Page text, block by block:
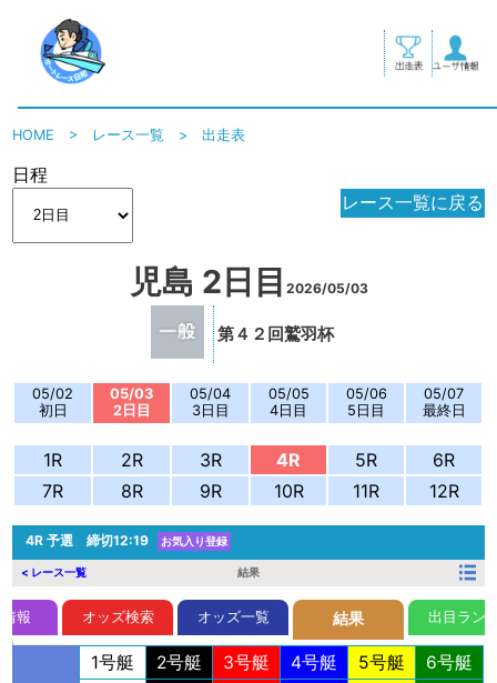
HOME > レース一覧 >出走表
日程
レース一覧に戻る
児島 2日目 2026/05/03
第４２回鷲羽杯
05/02
初日
05/03
2日目
05/04
3日目
05/05
4日目
05/06
5日目
05/07
最終日
1R 2R 3R 4R 5R
6R
7R
8R 9R 10R 11R 12R
4R予選 締切12:19 お気入り登録
< レース一覧 結果
報 オッズ検索 オッズ一覧 結果 出目ラン
1号艇 2号艇 3号艇 4号艇 5号艇
6号艇